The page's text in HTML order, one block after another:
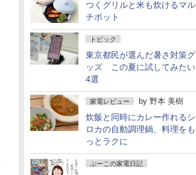
つくグリルと米も炊けるマル
チポット
トピック
東京都民が選んだ暑さ対策グ
ッズ この夏に試してみたい
4選
家電レビュー by 野本 美樹
炊飯と同時にカレー作れるシ
ロカの自動調理鍋、料理をも
っとラクに
ぷーこの家電日記